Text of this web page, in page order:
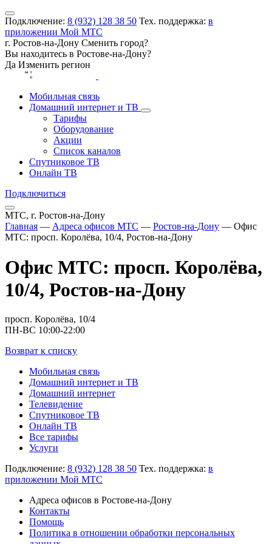
Подключение: 8 (932) 128 38 50 Тех. поддержка: в
приложении Мой МТС
г. Ростов-на-Дону Сменить город?
Вы находитесь в Ростове-на-Дону?
Да Изменить регион
Мобильная связь
Домашний интернет и ТВ
Тарифы
Оборудование
Акции
Список каналов
Спутниковое ТВ
Онлайн ТВ
Подключиться
МТС, г. Ростов-на-Дону
Главная — Адреса офисов МТС — Ростов-на-Дону — Офис
МТС: просп. Королёва, 10/4, Ростов-на-Дону
Офис МТС: просп. Королёва,
10/4, Ростов-на-Дону
просп. Королёва, 10/4
ПН-ВС 10:00-22:00
Возврат к списку
Мобильная связь
Домашний интернет и ТВ
Домашний интернет
Телевидение
Спутниковое ТВ
Онлайн ТВ
Все тарифы
Услуги
Подключение: 8 (932) 128 38 50 Тех. поддержка: в
приложении Мой МТС
Адреса офисов в Ростове-на-Дону
Контакты
Помощь
Политика в отношении обработки персональных